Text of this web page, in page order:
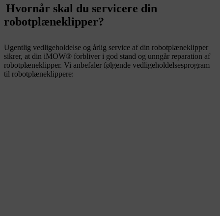
Hvornår skal du servicere din
robotplæneklipper?
Ugentlig vedligeholdelse og årlig service af din robotplæneklipper
sikrer, at din iMOW® forbliver i god stand og unngår reparation af
robotplæneklipper. Vi anbefaler følgende vedligeholdelsesprogram
til robotplæneklippere: